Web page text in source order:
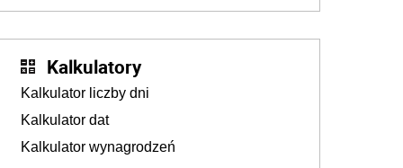
Kalkulatory
Kalkulator liczby dni
Kalkulator dat
Kalkulator wynagrodzeń